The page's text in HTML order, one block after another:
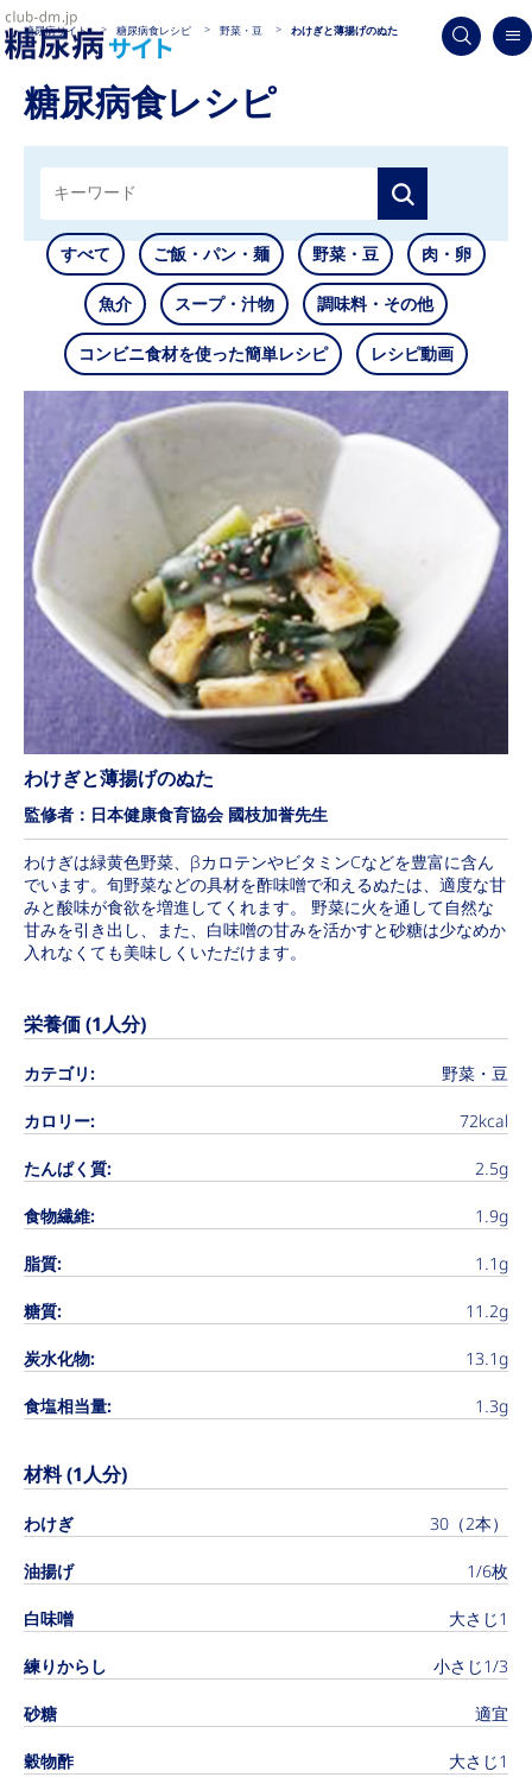
糖尿病サイト 糖尿病食レシピ 野菜・豆 わけぎと薄揚げのぬた
糖尿病食レシピ
すべて ご飯・パン・麺 野菜・豆 肉・卵
魚介 スープ・汁物 調味料・その他
コンビニ食材を使った簡単レシピ レシピ動画
わけぎと薄揚げのぬた
監修者：日本健康食育協会 國枝加誉先生
わけぎは緑黄色野菜、βカロテンやビタミンCなどを豊富に含ん
でいます。旬野菜などの具材を酢味噌で和えるぬたは、適度な甘
みと酸味が食欲を増進してくれます。 野菜に火を通して自然な
甘みを引き出し、また、白味噌の甘みを活かすと砂糖は少なめか
入れなくても美味しくいただけます。
栄養価 (1人分)
カテゴリ:
野菜・豆
カロリー:
72kcal
たんぱく質:
2.5g
食物繊維:
1.9g
脂質:
1.1g
糖質:
11.2g
炭水化物:
13.1g
食塩相当量:
1.3g
材料 (1人分)
わけぎ
30（2本）
油揚げ
1/6枚
白味噌
大さじ1
練りからし
小さじ1/3
砂糖
適宜
穀物酢
大さじ1